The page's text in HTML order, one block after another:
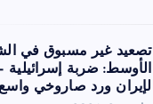
تصعيد غير مسبوق في
الأوسط: ضربة إسرائيلية
لإيران ورد صاروخي واسع